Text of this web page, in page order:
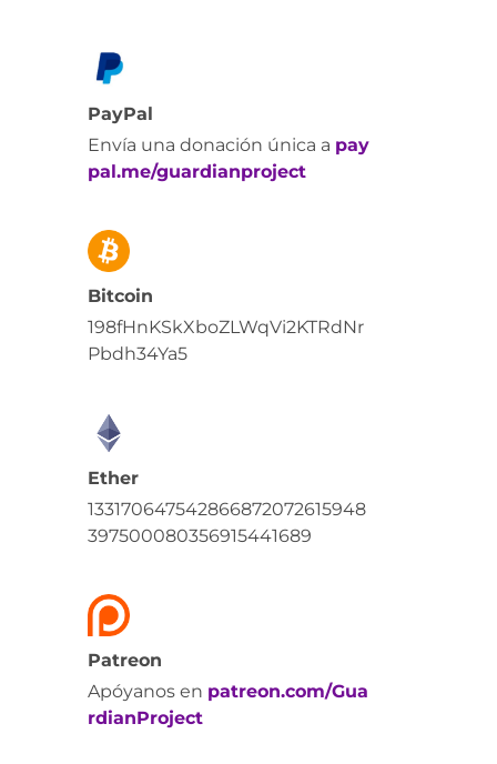
PayPal
Envía una donación única a pay
pal.me/guardianproject
Bitcoin
198fHnKSkXboZLWqVi2KTRdNr
Pbdh34Ya5
Ether
133170647542866872072615948
397500080356915441689
Patreon
Apóyanos en patreon.com/Gua
rdianProject